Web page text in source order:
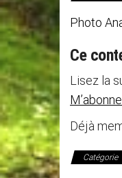
Photo
Ce
Lisez la
Déjà
Catégorie